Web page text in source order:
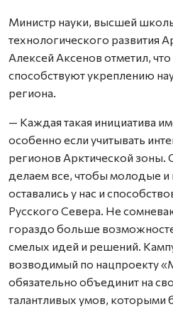
Министр науки, высшей
технологического развития
Алексей Аксенов отметил,
способствуют укреплению
региона.
— Каждая такая инициатива
особенно если учитывать
регионов Арктической зоны.
делаем все, чтобы молодые
оставались у нас и
Русского Севера. Не
гораздо больше
смелых идей и решений.
возводимый по нацпроекту
обязательно объединит на
талантливых умов, которыми